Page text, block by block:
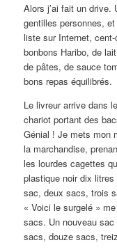
Alors j’ai fait un
gentilles personnes,
liste sur Internet,
bonbons Haribo, de
de pâtes, de sauce
bons repas équilibrés.
Le livreur arrive dans
chariot portant des
Génial ! Je mets mon
la marchandise,
les lourdes cagettes
plastique noir dix
sac, deux sacs, trois
« Voici le surgelé »
sacs. Un nouveau
sacs, douze sacs,